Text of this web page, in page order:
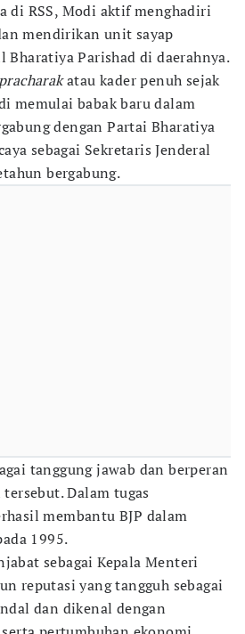
di RSS, Modi aktif menghadiri
mendirikan unit sayap
Bharatiya Parishad di daerahnya.
pracharakatau kader penuh sejak
memulai babak baru dalam
dengan Partai Bharatiya
sebagai Sekretaris Jenderal
bergabung.
tanggung jawab dan berperan
Dalam tugas
membantu BJP dalam
1995.
sebagai Kepala Menteri
reputasi yang tangguh sebagai
dan dikenal dengan